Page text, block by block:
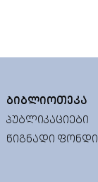
ᲑᲘᲑᲚᲘᲝᲗᲔᲙᲐ
ᲞᲣᲑᲚᲘᲙᲐᲪᲘᲔᲑᲘ
ᲬᲘᲒᲜᲐᲓᲘ ᲤᲝᲜᲓᲘ